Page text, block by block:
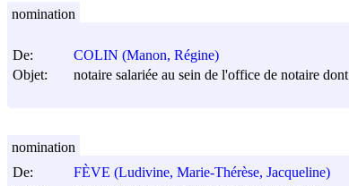
De:
COLIN (Manon, Régine)
Objet:
notaire salariée au sein de l'office de notaire
nomination
De:
FÈVE (Ludivine, Marie-Thérèse, Jacqueline)
nomination